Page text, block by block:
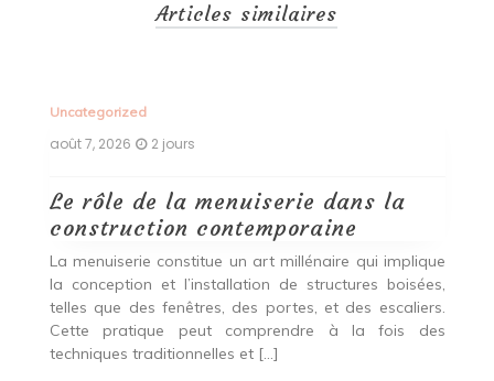
Articles similaires
Uncategorized
août 7, 2026 2 jours
Le rôle de la menuiserie dans la
construction contemporaine
La menuiserie constitue un art millénaire qui implique
la conception et l’installation de structures boisées,
telles que des fenêtres, des portes, et des escaliers.
Cette pratique peut comprendre à la fois des
techniques traditionnelles et […]